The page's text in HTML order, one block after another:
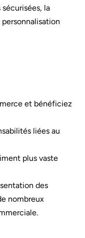
la
et bénéficiez
liées au
plus vaste
des
nombreux